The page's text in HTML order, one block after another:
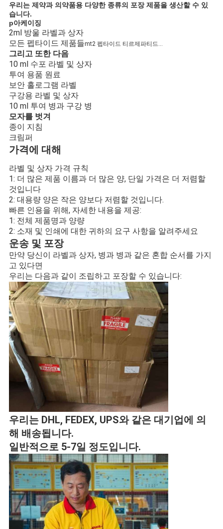
우리는 제약과 의약품용 다양한 종류의 포장 제품을 생산할 수 있
습니다.
p아케이징
2ml 방울 라벨과 상자
모든 펩타이드 제품들mt2 펩타이드 티르제파티드...
그리고 또한 다음
10 ml 수포 라벨 및 상자
투여 용품 원료
보안 홀로그램 라벨
구강용 라벨 및 상자
10 ml 투여 병과 구강 병
모자를 벗겨
종이 지침
크림퍼
가격에 대해
라벨 및 상자 가격 규칙
1: 더 많은 제품 이름과 더 많은 양, 단일 가격은 더 저렴할
것입니다
2: 대용량 양은 작은 양보다 저렴할 것입니다.
빠른 인용을 위해, 자세한 내용을 제공:
1: 전체 제품명과 양량
2: 소재 및 인쇄에 대한 귀하의 요구 사항을 알려주세요
운송 및 포장
만약 당신이 라벨과 상자, 병과 병과 같은 혼합 순서를 가지
고 있다면
우리는 다음과 같이 조립하고 포장할 수 있습니다:
우리는 DHL, FEDEX, UPS와 같은 대기업에 의
해 배송됩니다.
일반적으로 5-7일 정도입니다.